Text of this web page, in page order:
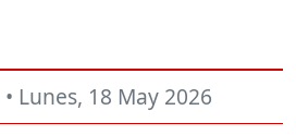
• Lunes, 18 May 2026